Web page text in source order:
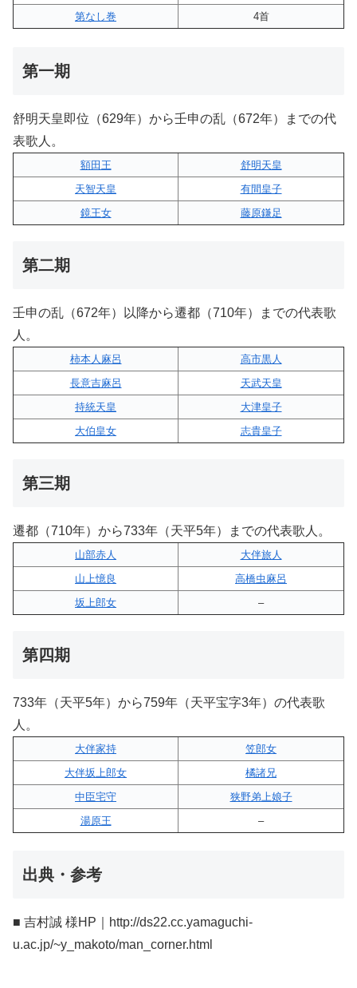
第なし巻
4首
第一期
舒明天皇即位（629年）から壬申の乱（672年）までの代
表歌人。
額田王
舒明天皇
天智天皇
有間皇子
鏡王女
藤原鎌足
第二期
壬申の乱（672年）以降から遷都（710年）までの代表歌
人。
柿本人麻呂
高市黒人
長意吉麻呂
天武天皇
持統天皇
大津皇子
大伯皇女
志貴皇子
第三期
遷都（710年）から733年（天平5年）までの代表歌人。
山部赤人
大伴旅人
山上憶良
高橋虫麻呂
坂上郎女
–
第四期
733年（天平5年）から759年（天平宝字3年）の代表歌
人。
大伴家持
笠郎女
大伴坂上郎女
橘諸兄
中臣宅守
狭野弟上娘子
湯原王
–
出典・参考
■ 吉村誠 様HP｜http://ds22.cc.yamaguchi-
u.ac.jp/~y_makoto/man_corner.html